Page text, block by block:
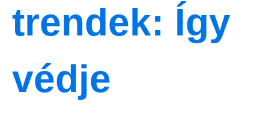
trendek: Így
védje